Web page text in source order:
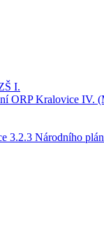
I.
ORP Kralovice IV.
3.2.3 Národního